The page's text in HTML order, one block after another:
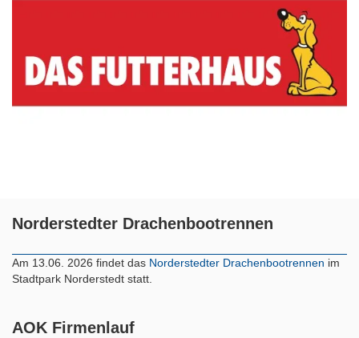
Norderstedter Drachenbootrennen
Am 13.06. 2026 findet das Norderstedter Drachenbootrennen im
Stadtpark Norderstedt statt.
AOK Firmenlauf